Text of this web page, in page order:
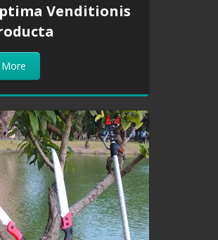
Venditionis
More